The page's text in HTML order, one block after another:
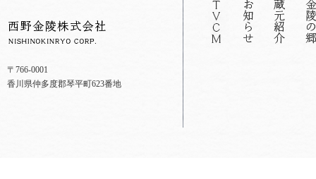
〒766-0001
香川県仲多度郡琴平町623番地